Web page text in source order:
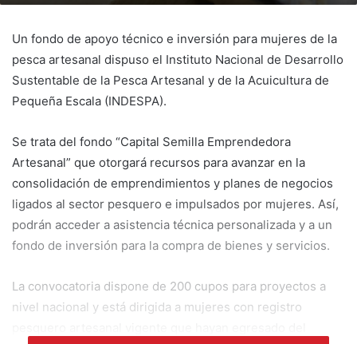
Un fondo de apoyo técnico e inversión para mujeres de la
pesca artesanal dispuso el Instituto Nacional de Desarrollo
Sustentable de la Pesca Artesanal y de la Acuicultura de
Pequeña Escala (INDESPA).
Se trata del fondo “Capital Semilla Emprendedora
Artesanal” que otorgará recursos para avanzar en la
consolidación de emprendimientos y planes de negocios
ligados al sector pesquero e impulsados por mujeres. Así,
podrán acceder a asistencia técnica personalizada y a un
fondo de inversión para la compra de bienes y servicios.
La convocatoria dispone de 200 cupos para proyectos a
nivel nacional y está dirigida a mujeres con registro